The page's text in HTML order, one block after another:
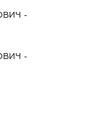
-
-